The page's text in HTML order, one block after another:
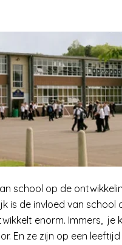
school op de
is de invloed van school
enorm. Immers, je
En ze zijn op een